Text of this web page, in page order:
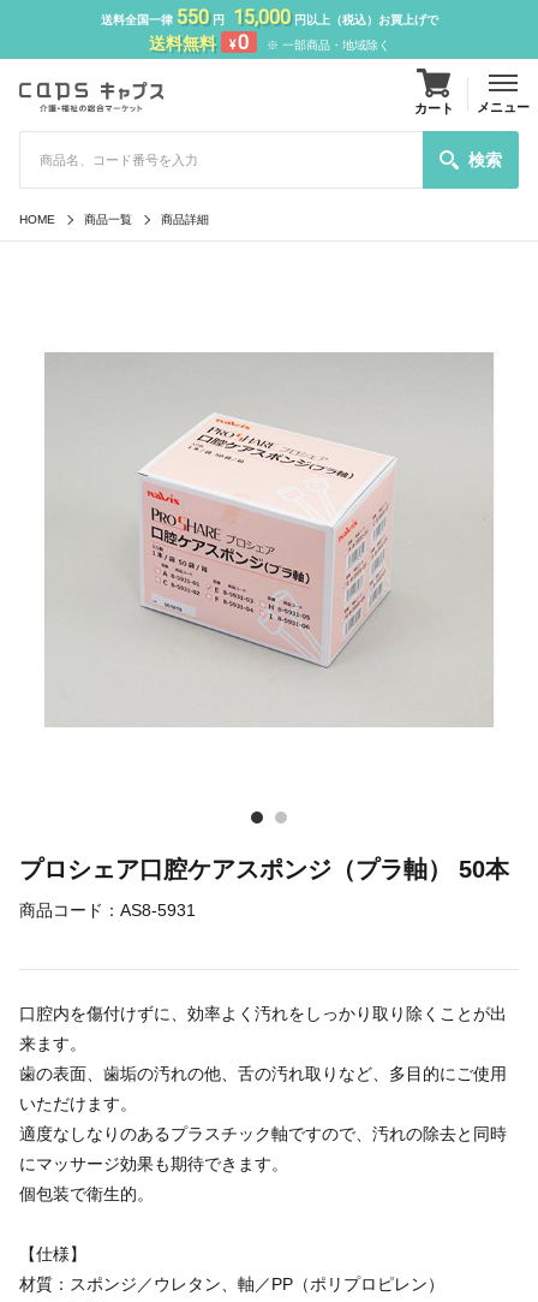
送料全国一律 550円 15,000円以上（税込）お買上げで
送料無料 ¥0 ※ 一部商品・地域除く
検索
カート メニュー
HOME 商品一覧 商品詳細
プロシェア口腔ケアスポンジ（プラ軸） 50本
商品コード： AS8-5931
口腔内を傷付けずに、効率よく汚れをしっかり取り除くことが出
来ます。
歯の表面、歯垢の汚れの他、舌の汚れ取りなど、多目的にご使用
いただけます。
適度なしなりのあるプラスチック軸ですので、汚れの除去と同時
にマッサージ効果も期待できます。
個包装で衛生的。
【仕様】
材質：スポンジ／ウレタン、軸／PP（ポリプロピレン）